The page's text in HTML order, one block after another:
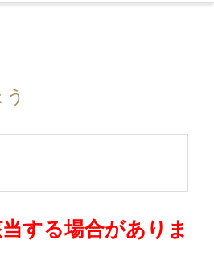
する場合がありま